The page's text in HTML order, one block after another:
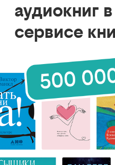
аудиокниг в
сервисе